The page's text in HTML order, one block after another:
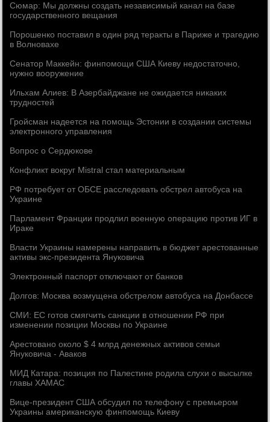
Сюмар: Мы должны создать независимый канал на базе
государственного вещания
Порошенко поставил в один ряд теракты в Париже и трагедию
в Волновахе
Сенатор Маккейн: финпомощи США Киеву недостаточно,
нужно вооружение
Ильхам Алиев: В Азербайджане не ожидается никаких
трудностей
Гройсман надеется на помощь Эстонии в создании системы
электронного управления
Вопрос о Сердюкове
Конфликт вокруг Mistral стал материальным
РФ потребует от ОБСЕ расследовать обстрел автобуса на
Украине
Парламент Франции продлил военную операцию против ИГ в
Ираке
Власти Украины намерены направить в бюджет арестованные
активы экс-президента Януковича
Электронный паспорт отключают от банков
Долгов: Москва возмущена обстрелом автобуса на Донбассе
СМИ: ЕС готов смягчить санкции в отношении РФ при
изменении позиции Москвы по Украине
Арестовано около $ 4 млрд денежных активов семьи
Януковича - Аваков
МИД Катара: позиция по Палестине родила слухи о высылке
главы ХАМАС
Вице-президент США обсудил по телефону с премьером
Украины американскую финпомощь Киеву